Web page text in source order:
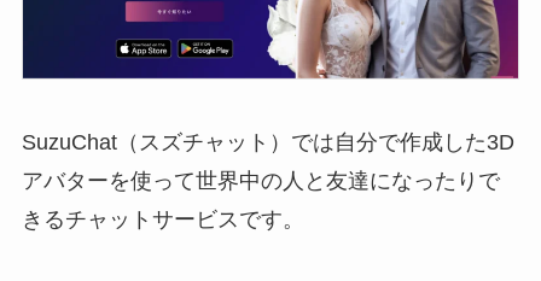
SuzuChat（スズチャット）では自分で作成した3D
アバターを使って世界中の人と友達になったりで
きるチャットサービスです。